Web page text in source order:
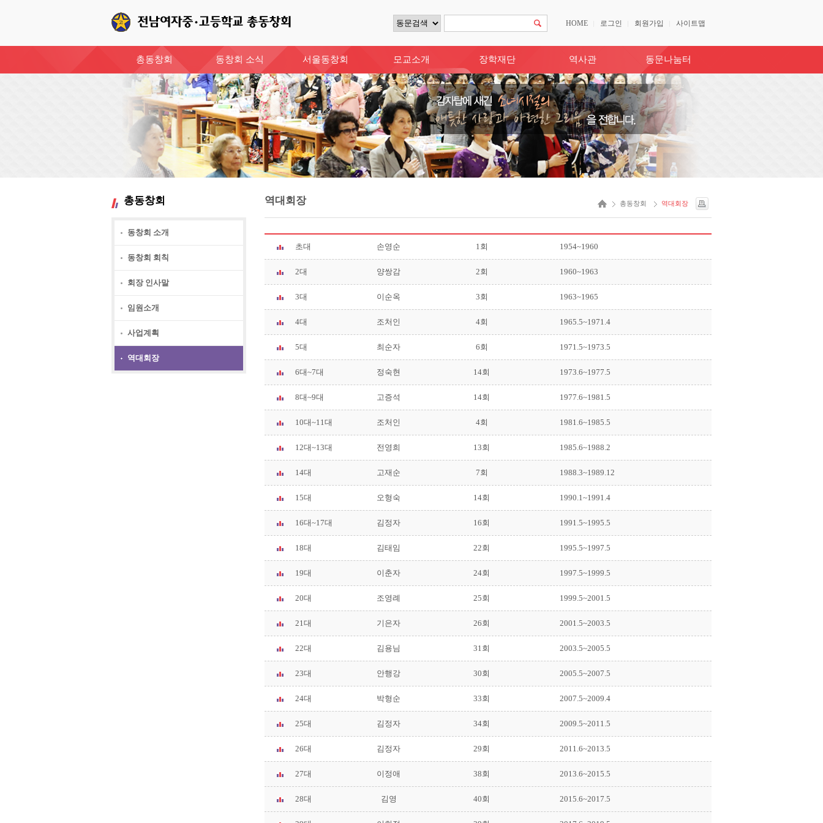
HOME 로그인 회원가입 사이트맵
총동창회 동창회 소식 서울동창회 모교소개 장학재단 역사관 동문나눔터
총동창회
동창회 소개
동창회 회칙
회장 인사말
임원소개
사업계획
역대회장
역대회장 총동창회 역대회장
초대 손영순 1회 1954~1960
2대 양쌍감 2회 1960~1963
3대 이순옥 3회 1963~1965
4대 조처인 4회 1965.5~1971.4
5대 최순자 6회 1971.5~1973.5
6대~7대 정숙현 14회 1973.6~1977.5
8대~9대 고증석 14회 1977.6~1981.5
10대~11대 조처인 4회 1981.6~1985.5
12대~13대 전영희 13회 1985.6~1988.2
14대 고재순 7회 1988.3~1989.12
15대 오형숙 14회 1990.1~1991.4
16대~17대 김정자 16회 1991.5~1995.5
18대 김태임 22회 1995.5~1997.5
19대 이춘자 24회 1997.5~1999.5
20대 조영례 25회 1999.5~2001.5
21대 기은자 26회 2001.5~2003.5
22대 김용님 31회 2003.5~2005.5
23대 안행강 30회 2005.5~2007.5
24대 박형순 33회 2007.5~2009.4
25대 김정자 34회 2009.5~2011.5
26대 김정자 29회 2011.6~2013.5
27대 이정애 38회 2013.6~2015.5
28대 김영 40회 2015.6~2017.5